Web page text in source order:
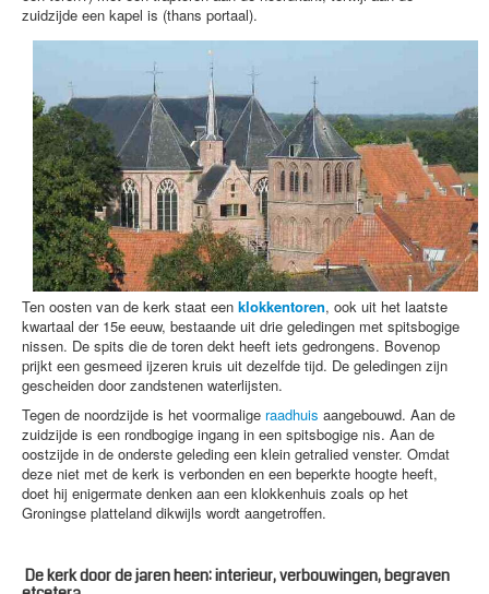
zuidzijde een kapel is (thans portaal).
Ten oosten van de kerk staat een klokkentoren, ook uit het laatste
kwartaal der 15e eeuw, bestaande uit drie geledingen met spitsbogige
nissen. De spits die de toren dekt heeft iets gedrongens. Bovenop
prijkt een gesmeed ijzeren kruis uit dezelfde tijd. De geledingen zijn
gescheiden door zandstenen waterlijsten.
Tegen de noordzijde is het voormalige raadhuis aangebouwd. Aan de
zuidzijde is een rondbogige ingang in een spitsbogige nis. Aan de
oostzijde in de onderste geleding een klein getralied venster. Omdat
deze niet met de kerk is verbonden en een beperkte hoogte heeft,
doet hij enigermate denken aan een klokkenhuis zoals op het
Groningse platteland dikwijls wordt aangetroffen.
De kerk door de jaren heen: interieur, verbouwingen, begraven